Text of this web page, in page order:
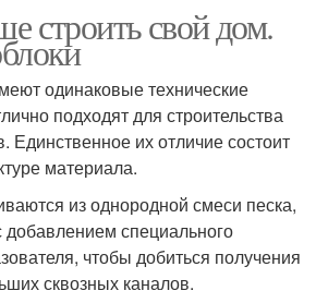
строить свой дом.
одинаковые технические
подходят для строительства
их отличие состоит
материала.
из однородной смеси песка,
добавлением специального
чтобы добиться получения
сквозных каналов.